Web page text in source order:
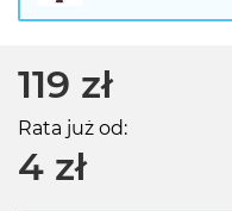
119 zł
Rata już od:
4 zł